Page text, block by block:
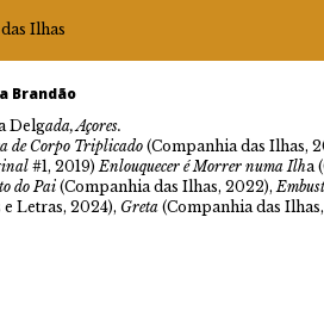
Ilhas
Brandão
Delgada, Açores.
de Corpo Triplicado (Companhia das Ilhas,
#1, 2019)Enlouquecer é Morrer numa Ilha
do Pai (Companhia das Ilhas, 2022),
e Letras, 2024), Greta (Companhia das